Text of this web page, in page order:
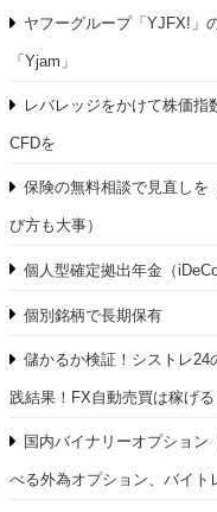
ヤフーグループ「YJFX!」
「Yjam」
レバレッジをかけて株価指
CFDを
保険の無料相談で見直しを
び方も大事）
個人型確定拠出年金（iDeCo
個別銘柄で長期保有
儲かるか検証！シストレ24
践結果！FX自動売買は稼げる
国内バイナリーオプション
べる外為オプション、バイト